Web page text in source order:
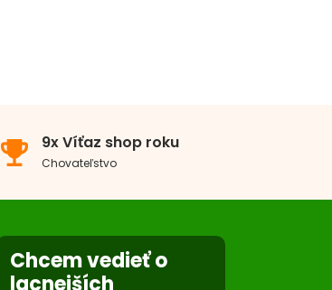
emoji_events 9x Víťaz shop roku
Chovateľstvo
Chcem vedieť o
lacnejších